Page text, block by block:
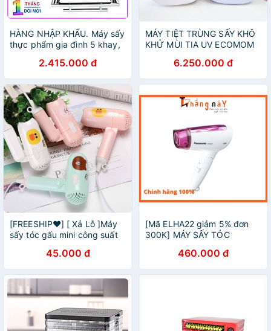
HÀNG NHẬP KHẨU. Máy sấy
thực phẩm gia đình 5 khay,
Thương hiệu Mỹ cao cấp
Septree DBC-05A
2.415.000 đ
MÁY TIỆT TRÙNG SẤY KHÔ
KHỬ MÙI TIA UV ECOMOM
6.250.000 đ
[FREESHIP❤️] [ Xả Lỗ ]Máy
sấy tóc gấu mini công suất
45.000 đ
[Mã ELHA22 giảm 5% đơn
300K] MÁY SẤY TÓC
460.000 đ